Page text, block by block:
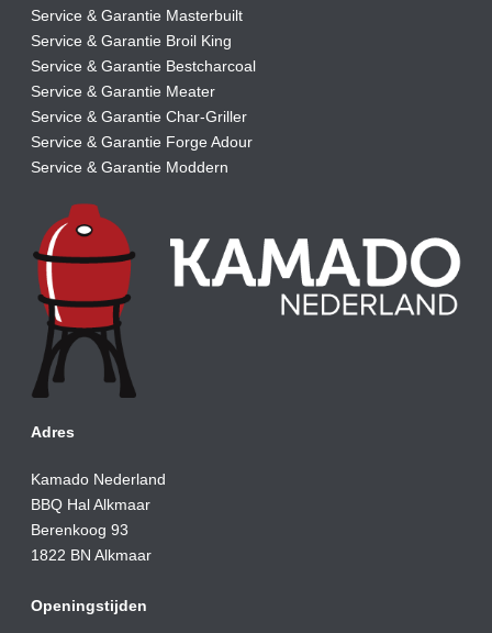
Service & Garantie Masterbuilt
Service & Garantie Broil King
Service & Garantie Bestcharcoal
Service & Garantie Meater
Service & Garantie Char-Griller
Service & Garantie Forge Adour
Service & Garantie Moddern
Adres
Kamado Nederland
BBQ Hal Alkmaar
Berenkoog 93
1822 BN Alkmaar
Openingstijden